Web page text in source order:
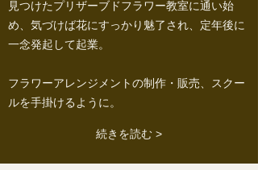
見つけたプリザーブドフラワー教室に通い始
め、気づけば花にすっかり魅了され、定年後に
一念発起して起業。
フラワーアレンジメントの制作・販売、スクー
ルを手掛けるように。
続きを読む >